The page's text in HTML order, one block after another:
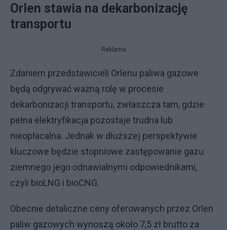
Orlen stawia na dekarbonizację
transportu
Reklama
Zdaniem przedstawicieli Orlenu paliwa gazowe
będą odgrywać ważną rolę w procesie
dekarbonizacji transportu, zwłaszcza tam, gdzie
pełna elektryfikacja pozostaje trudna lub
nieopłacalna. Jednak w dłuższej perspektywie
kluczowe będzie stopniowe zastępowanie gazu
ziemnego jego odnawialnymi odpowiednikami,
czyli bioLNG i bioCNG.
Obecnie detaliczne ceny oferowanych przez Orlen
paliw gazowych wynoszą około 7,5 zł brutto za